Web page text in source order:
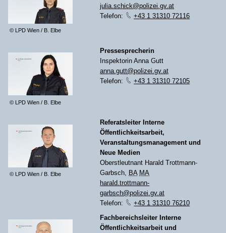
© LPD Wien / B. Elbe
julia.schick@polizei.gv.at
Telefon:
+43 1 31310 72116
© LPD Wien / B. Elbe
Pressesprecherin
Inspektorin Anna Gutt
anna.gutt@polizei.gv.at
Telefon:
+43 1 31310 72105
© LPD Wien / B. Elbe
Referatsleiter Interne
Öffentlichkeitsarbeit,
Veranstaltungsmanagement und
Neue Medien
Oberstleutnant Harald Trottmann-
Garbsch, BA MA
harald.trottmann-
garbsch@polizei.gv.at
Telefon:
+43 1 31310 76210
Fachbereichsleiter Interne
Öffentlichkeitsarbeit und